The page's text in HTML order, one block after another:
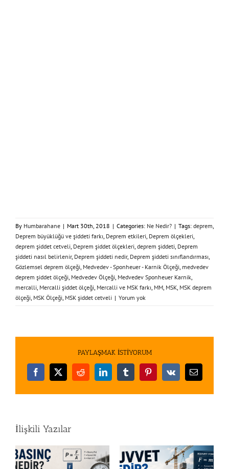
By Humbarahane | Mart 30th, 2018 | Categories: Ne Nedir? | Tags: deprem,
Deprem büyüklüğü ve şiddeti farkı, Deprem etkileri, Deprem ölçekleri,
deprem şiddet cetveli, Deprem şiddet ölçekleri, deprem şiddeti, Deprem
şiddeti nasıl belirlenir, Deprem şiddeti nedir, Deprem şiddeti sınıflandırması,
Gözlemsel deprem ölçeği, Medvedev - Sponheuer - Karnik Ölçeği, medvedev
deprem şiddet ölçeği, Medvedev Ölçeği, Medvedev Sponheuer Karnik,
mercalli, Mercalli şiddet ölçeği, Mercalli ve MSK farkı, MM, MSK, MSK deprem
ölçeği, MSK Ölçeği, MSK şiddet cetveli | Yorum yok
PAYLAŞMAK İSTİYORUM
Facebook
X RedditLinkedInTumblrPinterest
Vk
E-
posta
İlişkili Yazılar